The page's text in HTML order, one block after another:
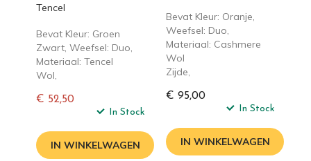
Tencel
Bevat Kleur: Groen
Zwart, Weefsel: Duo,
Materiaal: Tencel
Wol,
€ 52,50
In Stock
IN WINKELWAGEN
Bevat Kleur: Oranje,
Weefsel: Duo,
Materiaal: Cashmere
Wol
Zijde,
€ 95,00
In Stock
IN WINKELWAGEN